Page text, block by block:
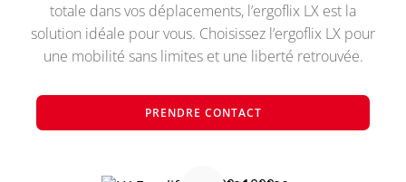
totale dans vos déplacements, l’ergoflix LX est la
solution idéale pour vous. Choisissez l’ergoflix LX pour
une mobilité sans limites et une liberté retrouvée.
PRENDRE CONTACT